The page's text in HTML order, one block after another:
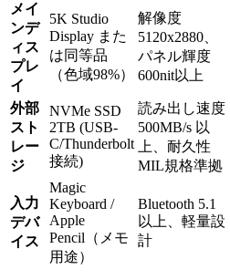
メイ
ンデ
ィス
プレ
イ
5K Studio
Display また
は同等品
（色域98%）
解像度
5120x2880、
パネル輝度
600nit以上
外部
スト
レー
ジ
NVMe SSD
2TB (USB-
C/Thunderbolt
接続)
読み出し速度
500MB/s 以
上、耐久性
MIL規格準拠
入力
デバ
イス
Magic
Keyboard /
Apple
Pencil（メモ
用途）
Bluetooth 5.1
以上、軽量設
計